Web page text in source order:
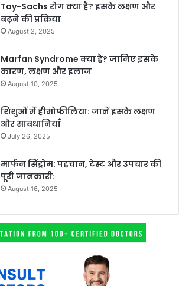
Tay-Sachs रोग क्या है? इसके लक्षण और
बढ़ने की प्रक्रिया
August 2, 2025
Marfan Syndrome क्या है? जानिए इसके
कारण, लक्षण और इलाज
August 10, 2025
शिशुओं में हीमोफीलिया: जानें इसके लक्षण
और सावधानियाँ
July 26, 2025
मार्फन सिंड्रोम: पहचान, टेस्ट और उपचार की
पूरी जानकारी:
August 16, 2025